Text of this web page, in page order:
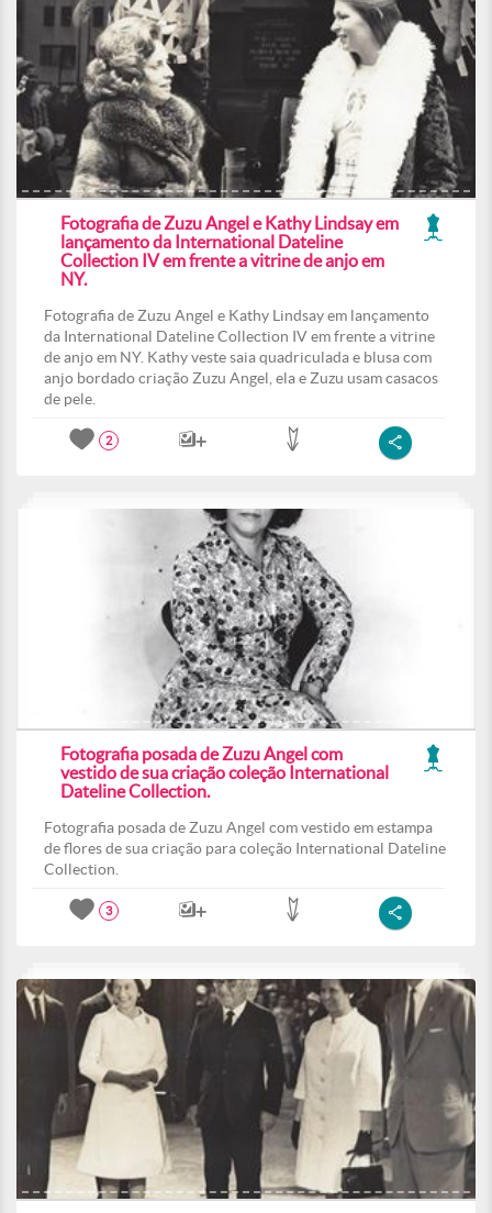
Fotografia de Zuzu Angel e Kathy Lindsay em
lançamento da International Dateline
Collection IV em frente a vitrine de anjo em
NY.
Fotografia de Zuzu Angel e Kathy Lindsay em lançamento
da International Dateline Collection IV em frente a vitrine
de anjo em NY. Kathy veste saia quadriculada e blusa com
anjo bordado criação Zuzu Angel, ela e Zuzu usam casacos
de pele.
2
Fotografia posada de Zuzu Angel com
vestido de sua criação coleção International
Dateline Collection.
Fotografia posada de Zuzu Angel com vestido em estampa
de flores de sua criação para coleção International Dateline
Collection.
3